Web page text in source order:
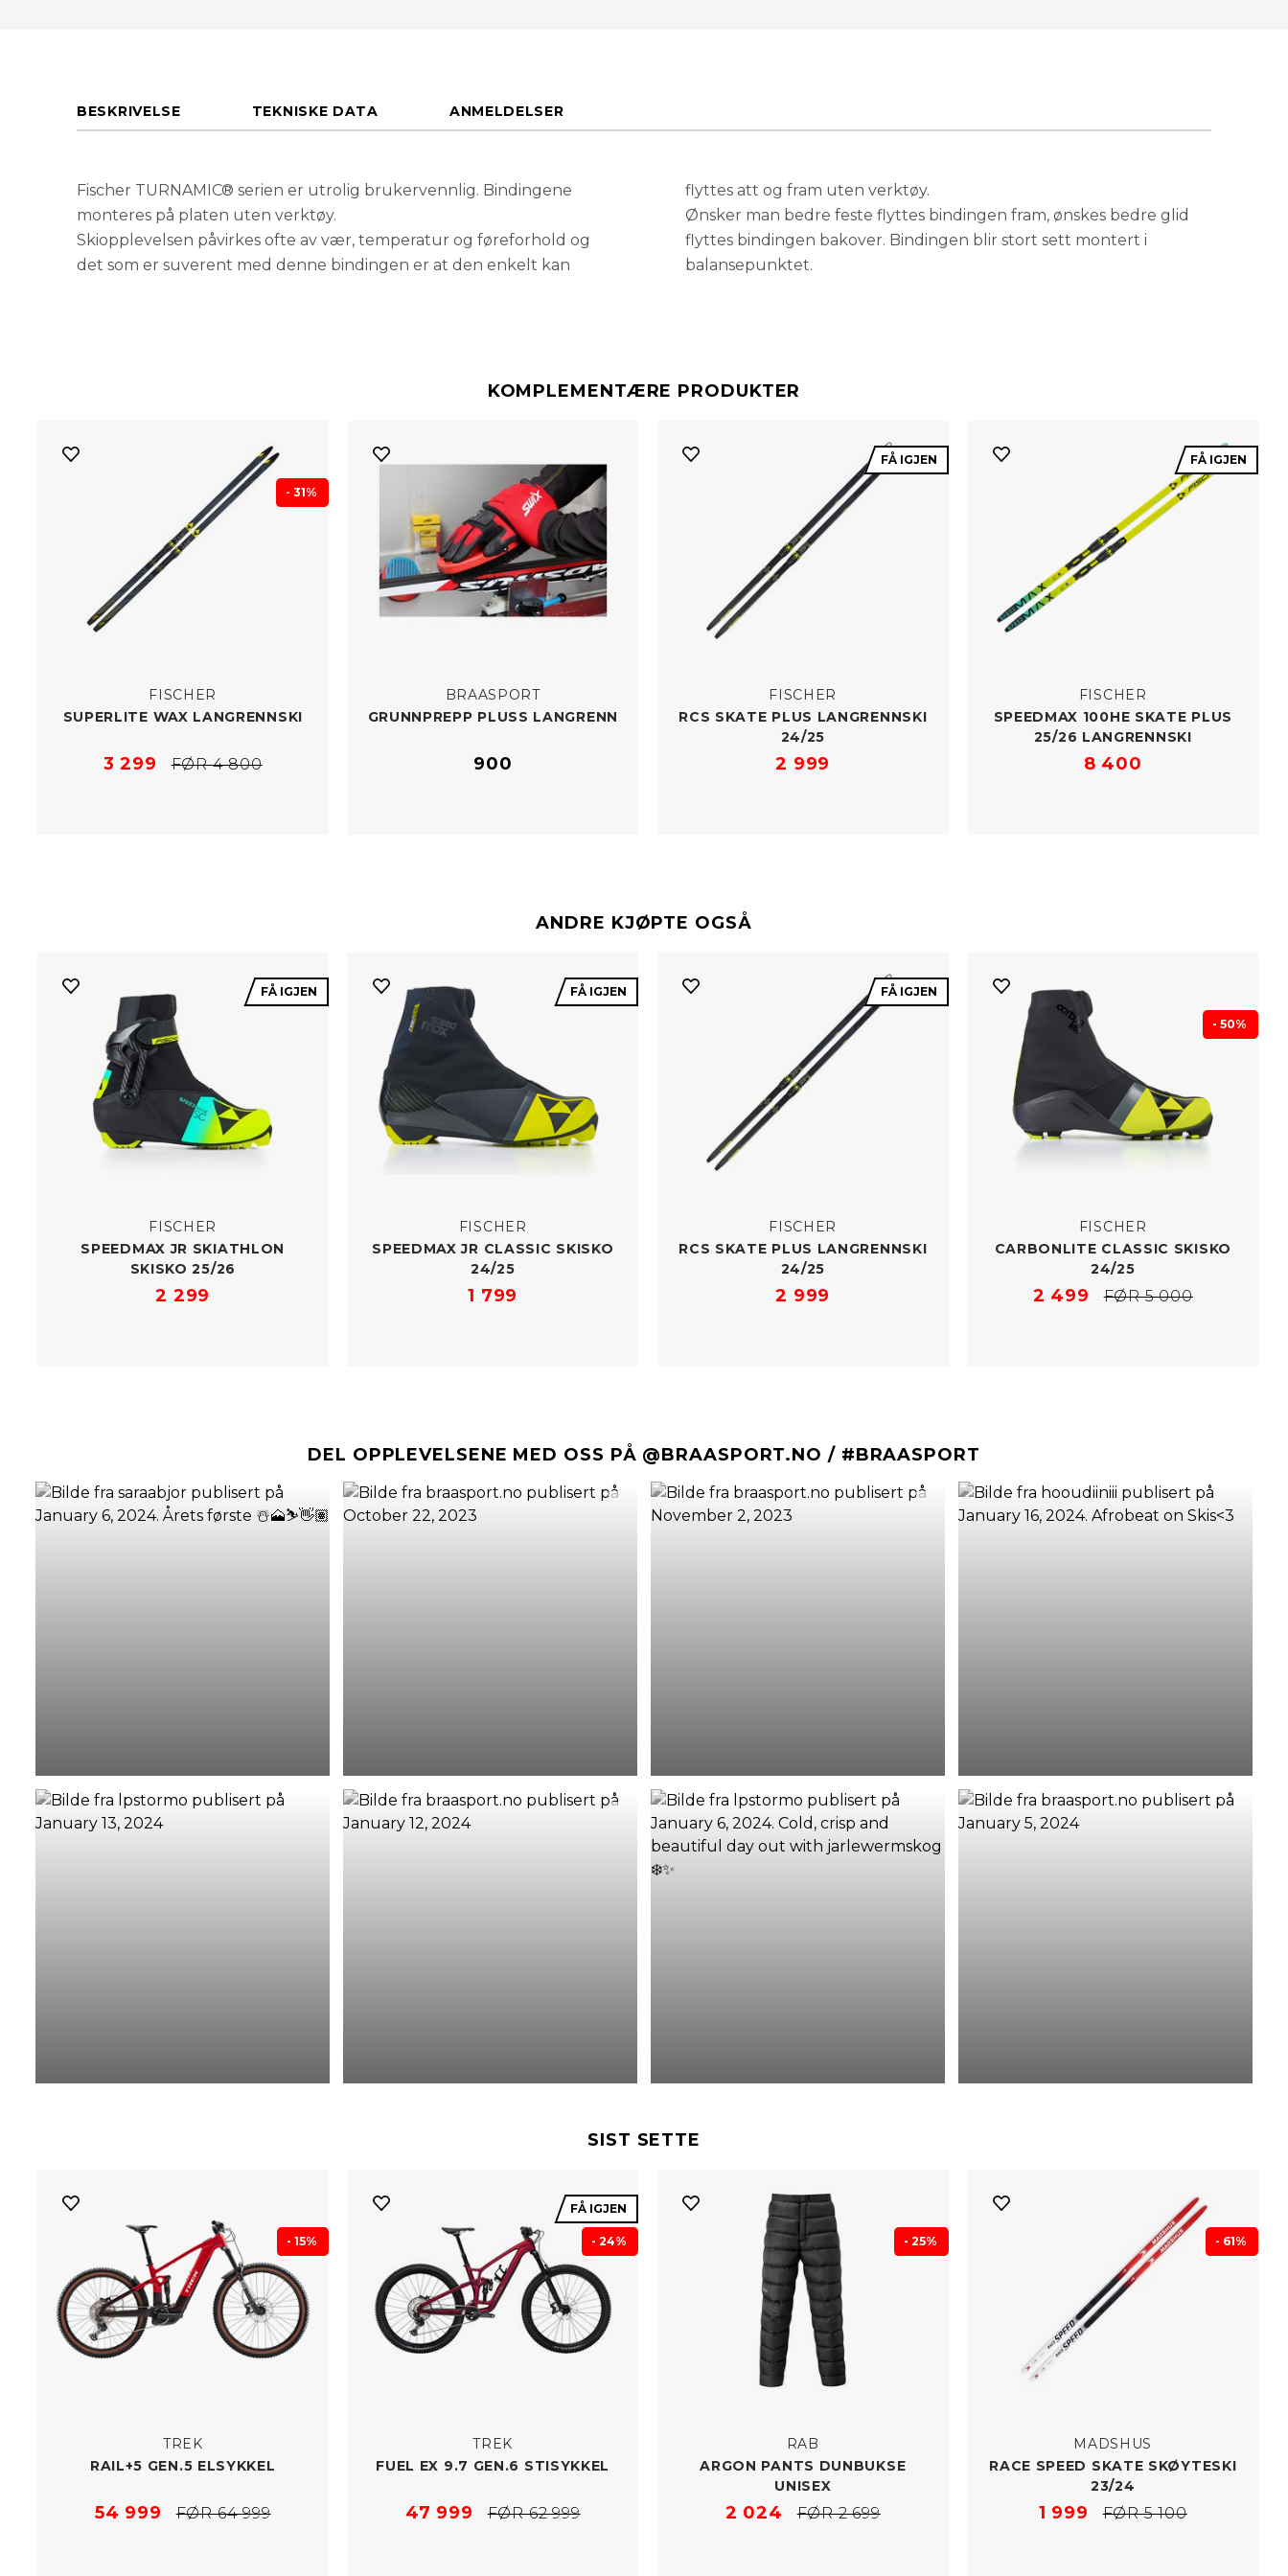
BESKRIVELSE TEKNISKE DATA ANMELDELSER
Fischer TURNAMIC® serien er utrolig brukervennlig. Bindingene
monteres på platen uten verktøy.
Skiopplevelsen påvirkes ofte av vær, temperatur og føreforhold og
det som er suverent med denne bindingen er at den enkelt kan
flyttes att og fram uten verktøy.
Ønsker man bedre feste flyttes bindingen fram, ønskes bedre glid
flyttes bindingen bakover. Bindingen blir stort sett montert i
balansepunktet.
KOMPLEMENTÆRE PRODUKTER
- 31%
FISCHER
SUPERLITE WAX LANGRENNSKI
3 299 FØR 4 800
BRAASPORT
GRUNNPREPP PLUSS LANGRENN
900
FÅ IGJEN
FISCHER
RCS SKATE PLUS LANGRENNSKI
24/​25
2 999
FÅ IGJEN
FISCHER
SPEEDMAX 100HE SKATE PLUS
25/​26 LANGRENNSKI
8 400
ANDRE KJØPTE OGSÅ
FÅ IGJEN
FISCHER
SPEEDMAX JR SKIATHLON
SKISKO 25/​26
2 299
FÅ IGJEN
FISCHER
SPEEDMAX JR CLASSIC SKISKO
24/​25
1 799
FÅ IGJEN
FISCHER
RCS SKATE PLUS LANGRENNSKI
24/​25
2 999
- 50%
FISCHER
CARBONLITE CLASSIC SKISKO
24/​25
2 499 FØR 5 000
DEL OPPLEVELSENE MED OSS PÅ @BRAASPORT.NO / #BRAASPORT
SIST SETTE
- 15%
TREK
RAIL+5 GEN.5 ELSYKKEL
54 999 FØR 64 999
FÅ IGJEN
- 24%
TREK
FUEL EX 9.7 GEN.6 STISYKKEL
47 999 FØR 62 999
- 25%
RAB
ARGON PANTS DUNBUKSE
UNISEX
2 024 FØR 2 699
- 61%
MADSHUS
RACE SPEED SKATE SKØYTESKI
23/​24
1 999 FØR 5 100